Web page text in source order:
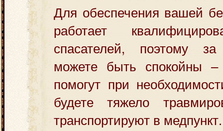
Для обеспечения вашей
работает
спасателей, поэтому
можете быть спокойны
помогут при
будете тяжело
транспортируют в медпункт.